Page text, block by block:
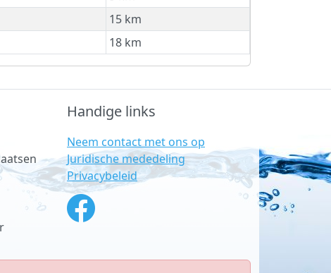
15 km
18 km
Handige links
Neem contact met ons op
Juridische mededeling
Privacybeleid